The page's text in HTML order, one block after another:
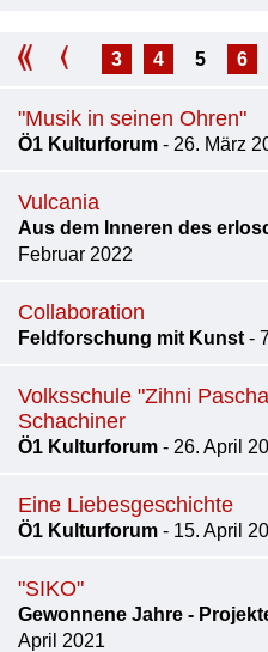
3 4 5 6
"Musik in seinen Ohren"
Ö1 Kulturforum - 26. März
Vulcania
Aus dem Inneren des
Februar 2022
Collaboration
Feldforschung mit Kunst -
Volksschule "Zihni
Schachiner
Ö1 Kulturforum - 26. April
Eine Liebesgeschichte
Ö1 Kulturforum - 15. April
"SIKO"
Gewonnene Jahre -
April 2021